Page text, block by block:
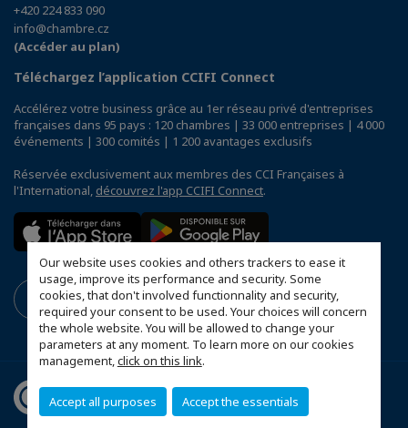
Our website uses cookies and others trackers to ease it
usage, improve its performance and security. Some
cookies, that don't involved functionnality and security,
required your consent to be used. Your choices will concern
the whole website. You will be allowed to change your
parameters at any moment. To learn more on our cookies
management,click on this link.
Accept all purposes Accept the essentials
+420 224 833 090
info@chambre.cz
(Accéder au plan)
Téléchargez l’application CCIFI Connect
Accélérez votre business grâce au 1er réseau privé d'entreprises
françaises dans 95 pays : 120 chambres | 33 000 entreprises | 4 000
événements | 300 comités | 1 200 avantages exclusifs
Réservée exclusivement aux membres des CCI Françaises à
l'International, découvrez l'app CCIFI Connect.